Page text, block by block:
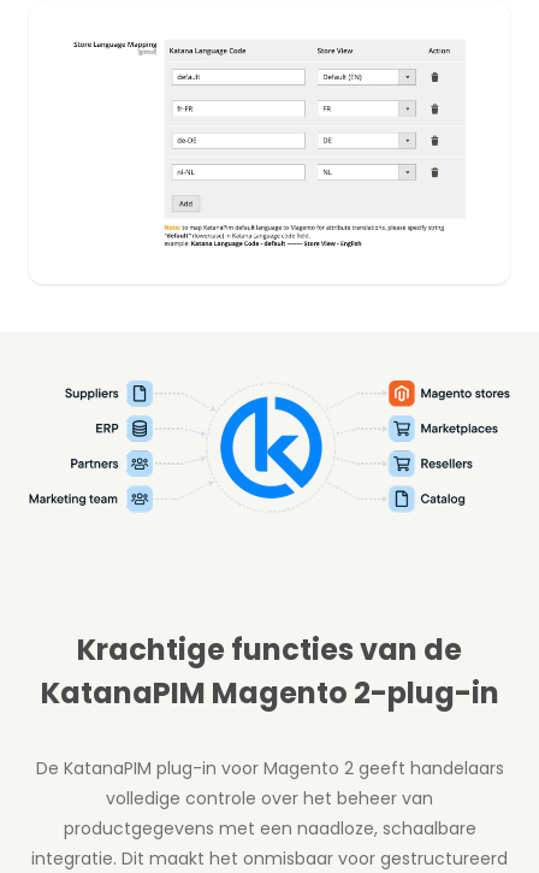
Krachtige functies van de
KatanaPIM Magento 2-plug-in
De KatanaPIM plug-in voor Magento 2 geeft handelaars
volledige controle over het beheer van
productgegevens met een naadloze, schaalbare
integratie. Dit maakt het onmisbaar voor gestructureerd